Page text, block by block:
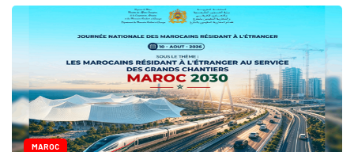
MAROC